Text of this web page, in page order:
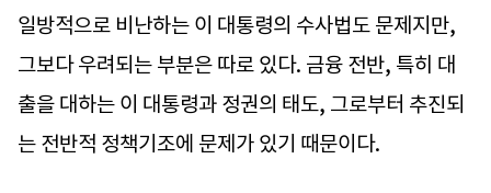
일방적으로 비난하는 이 대통령의 수사법도 문제지만,
그보다 우려되는 부분은 따로 있다. 금융 전반, 특히 대
출을 대하는 이 대통령과 정권의 태도, 그로부터 추진되
는 전반적 정책기조에 문제가 있기 때문이다.